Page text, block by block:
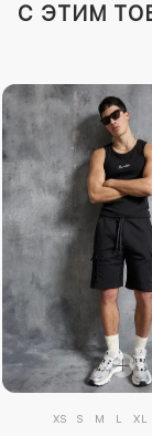
C ЭТИМ
XS S M L XL